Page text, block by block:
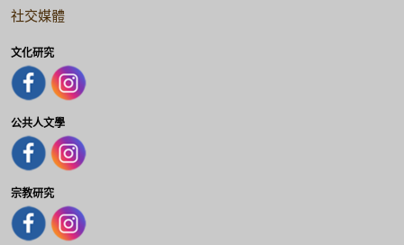
社交媒體
文化研究
公共人文學
宗教研究